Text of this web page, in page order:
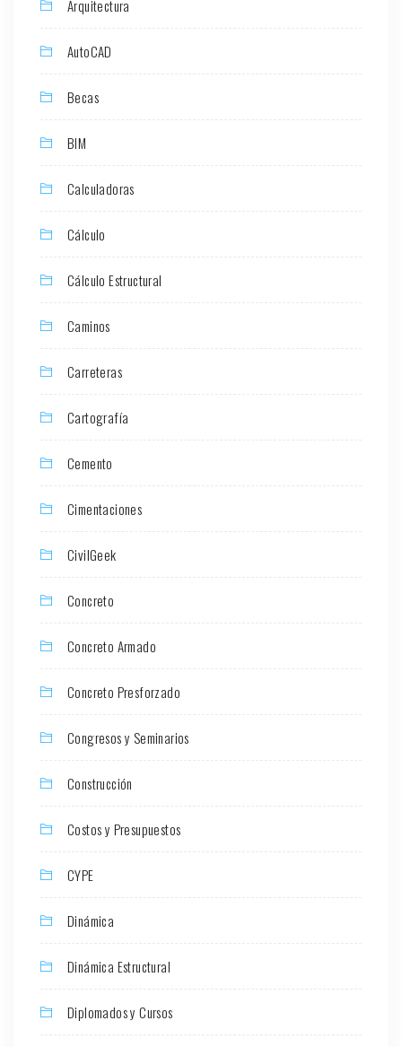
Arquitectura
AutoCAD
Becas
BIM
Calculadoras
Cálculo
Cálculo Estructural
Caminos
Carreteras
Cartografía
Cemento
Cimentaciones
CivilGeek
Concreto
Concreto Armado
Concreto Presforzado
Congresos y Seminarios
Construcción
Costos y Presupuestos
CYPE
Dinámica
Dinámica Estructural
Diplomados y Cursos